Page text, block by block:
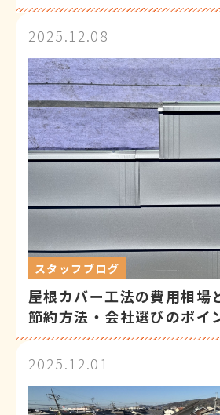
2025.12.08
スタッフブログ
屋根カバー工法の費用相場
節約方法・会社選びのポイ
2025.12.01